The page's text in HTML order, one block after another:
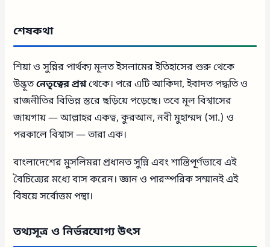
শেষকথা
শিয়া ও সুন্নির পার্থক্য মূলত ইসলামের ইতিহাসের শুরু থেকে
উদ্ভূতনেতৃত্বের প্রশ্নথেকে। পরে এটি আকিদা, ইবাদত পদ্ধতি ও
রাজনীতির বিভিন্ন স্তরে ছড়িয়ে পড়েছে। তবে মূল বিশ্বাসের
জায়গায় — আল্লাহর একত্ব, কুরআন, নবী মুহাম্মদ (সা.) ও
পরকালে বিশ্বাস — তারা এক।
বাংলাদেশের মুসলিমরা প্রধানত সুন্নি এবং শান্তিপূর্ণভাবে এই
বৈচিত্র্যের মধ্যে বাস করেন। জ্ঞান ও পারস্পরিক সম্মানই এই
বিষয়ে সর্বোত্তম পন্থা।
তথ্যসূত্র ও নির্ভরযোগ্য উৎস